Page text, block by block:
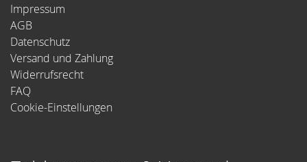
Impressum
AGB
Datenschutz
Versand und Zahlung
Widerrufsrecht
FAQ
Cookie-Einstellungen